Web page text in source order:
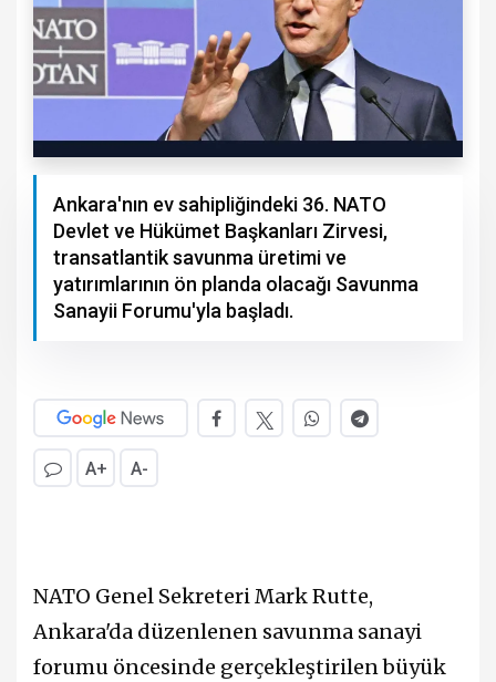
Ankara'nın ev sahipliğindeki 36.⁠ ⁠NATO
Devlet ve Hükümet Başkanları Zirvesi,
transatlantik savunma üretimi ve
yatırımlarının ön planda olacağı Savunma
Sanayii Forumu'yla başladı.
A+ A-
NATO Genel Sekreteri Mark Rutte,
Ankara'da düzenlenen savunma sanayi
forumu öncesinde gerçekleştirilen büyük